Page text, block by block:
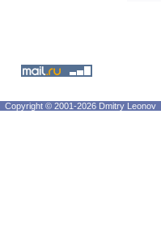
Copyright © 2001-2026 Dmitry Leonov